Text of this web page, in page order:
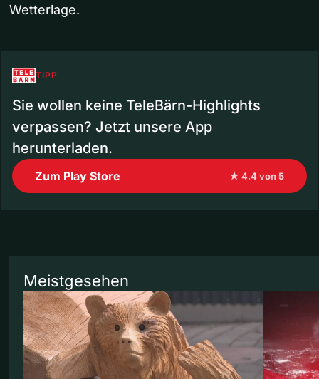
Wetterlage.
TIPP
Sie wollen keine TeleBärn-Highlights
verpassen? Jetzt unsere App
herunterladen.
Zum Play Store ★ 4.4 von 5
Meistgesehen